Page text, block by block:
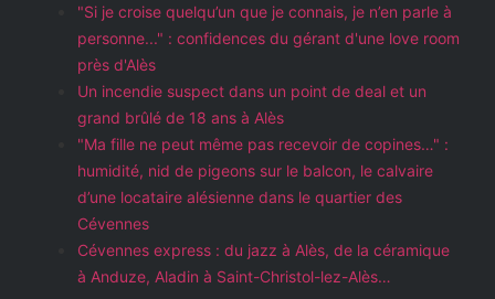
"Si je croise quelqu’un que je connais, je n’en parle à
personne..." : confidences du gérant d'une love room
près d'Alès
Un incendie suspect dans un point de deal et un
grand brûlé de 18 ans à Alès
"Ma fille ne peut même pas recevoir de copines…" :
humidité, nid de pigeons sur le balcon, le calvaire
d’une locataire alésienne dans le quartier des
Cévennes
Cévennes express : du jazz à Alès, de la céramique
à Anduze, Aladin à Saint-Christol-lez-Alès…